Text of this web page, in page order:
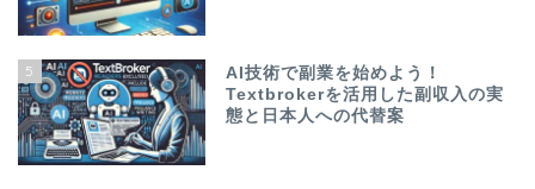
5
AI技術で副業を始めよう！
Textbrokerを活用した副収入の実
態と日本人への代替案